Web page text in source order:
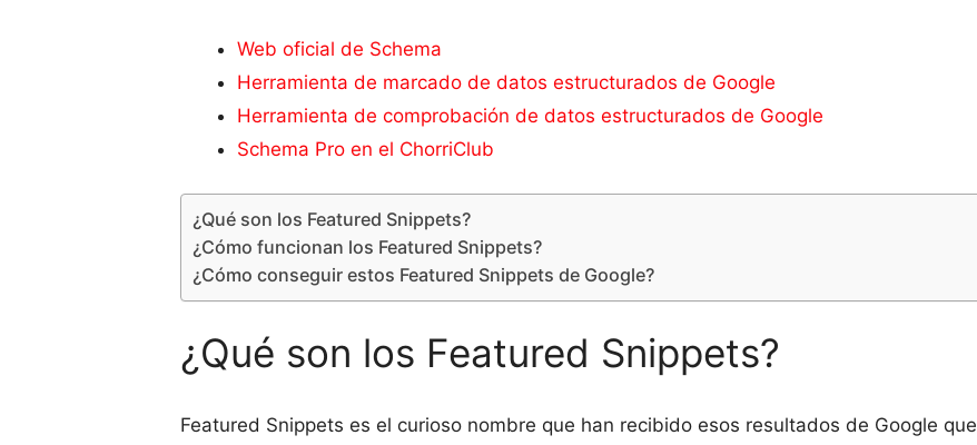
Web oficial de Schema
Herramienta de marcado de datos estructurados de Google
Herramienta de comprobación de datos estructurados de Google
Schema Pro en el ChorriClub
¿Qué son los Featured Snippets?
¿Cómo funcionan los Featured Snippets?
¿Cómo conseguir estos Featured Snippets de Google?
¿Qué son los Featured Snippets?
Featured Snippets es el curioso nombre que han recibido esos resultados de Google que